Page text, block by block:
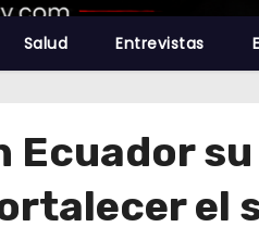
Salud Entrevistas
Ecuador
el